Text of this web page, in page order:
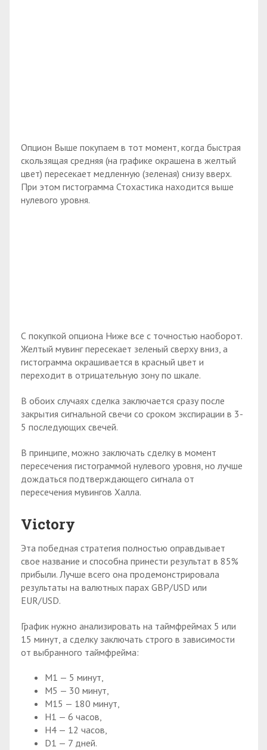
Опцион Выше покупаем в тот момент, когда быстрая
скользящая средняя (на графике окрашена в желтый
цвет) пересекает медленную (зеленая) снизу вверх.
При этом гистограмма Стохастика находится выше
нулевого уровня.
С покупкой опциона Ниже все с точностью наоборот.
Желтый мувинг пересекает зеленый сверху вниз, а
гистограмма окрашивается в красный цвет и
переходит в отрицательную зону по шкале.
В обоих случаях сделка заключается сразу после
закрытия сигнальной свечи со сроком экспирации в 3-
5 последующих свечей.
В принципе, можно заключать сделку в момент
пересечения гистограммой нулевого уровня, но лучше
дождаться подтверждающего сигнала от
пересечения мувингов Халла.
Victory
Эта победная стратегия полностью оправдывает
свое название и способна принести результат в 85%
прибыли. Лучше всего она продемонстрировала
результаты на валютных парах GBP/USD или
EUR/USD.
График нужно анализировать на таймфреймах 5 или
15 минут, а сделку заключать строго в зависимости
от выбранного таймфрейма:
М1 — 5 минут,
М5 — 30 минут,
М15 — 180 минут,
Н1 — 6 часов,
Н4 — 12 часов,
D1 — 7 дней.